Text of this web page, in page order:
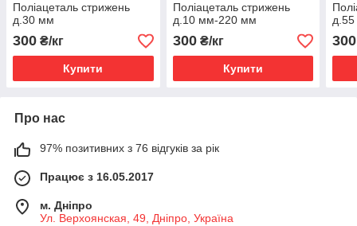
Поліацеталь стрижень
д.30 мм
300 ₴/кг
Купити
Поліацеталь стрижень
д.10 мм-220 мм
300₴/кг
Купити
300
Про нас
97% позитивних з 76 відгуків за рік
Працює з 16.05.2017
м. Дніпро
Ул. Верхоянская, 49, Дніпро, Україна